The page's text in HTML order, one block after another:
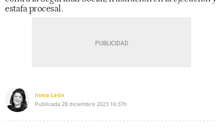
estafa procesal.
Inma León
Publicada 28 diciembre 2023 16:37h